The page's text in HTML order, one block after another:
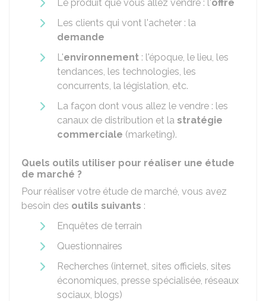
Le produit que vous allez vendre : l'offre
Les clients qui vont l'acheter : la
demande
L'environnement : l'époque, le lieu, les
tendances, les technologies, les
concurrents, la législation, etc.
La façon dont vous allez le vendre : les
canaux de distribution et la stratégie
commerciale (marketing).
Quels outils utiliser pour réaliser une étude
de marché ?
Pour réaliser votre étude de marché, vous avez
besoin des outils suivants :
Enquêtes de terrain
Questionnaires
Recherches (internet, sites officiels, sites
économiques, presse spécialisée, réseaux
sociaux, blogs)